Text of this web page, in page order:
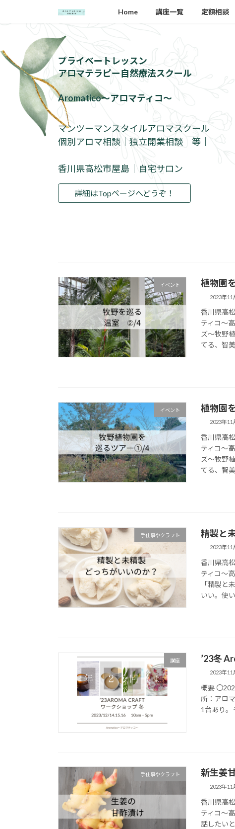
ツ
シ
Home 講座一覧 定額相談
プライベートレッスン
アロマテラピー自然療法スクール
Aromatico～アロマティコ～
マンツーマンスタイルアロマスクール
個別アロマ相談｜独立開業相談 等｜
香川県高松市屋島｜自宅サロン
詳細はTopページへどうぞ！
イベント 植物園
2023年11
香川県高
ティコ～
ズ～牧野
てる、智
イベント 植物園
2023年11
香川県高
ティコ～
ズ～牧野
てる、智
手仕事やクラフト 精製と
2023年11
香川県高
ティコ～
「精製と
いい。使
講座 ’23冬
2023年11
概要 〇
所：アロ
1台あり。
手仕事やクラフト 新生姜
2023年11
香川県高
ティコ～
話したい